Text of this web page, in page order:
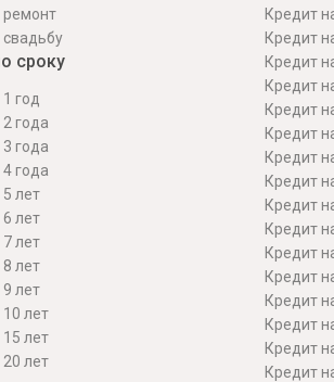
ремонт
свадьбу
сроку
год
года
года
года
лет
лет
лет
лет
лет
лет
лет
лет
Кредит
Кредит
Кредит
Кредит
Кредит
Кредит
Кредит
Кредит
Кредит
Кредит
Кредит
Кредит
Кредит
Кредит
Кредит
Кредит